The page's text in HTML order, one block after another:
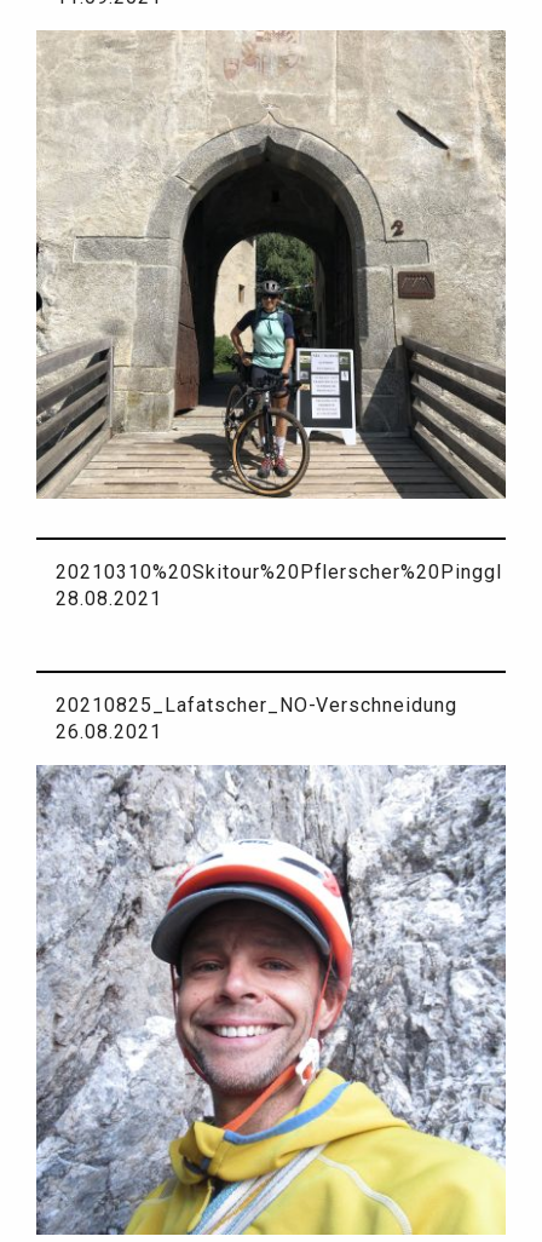
20210310%20Skitour%20Pflerscher%20Pinggl
28.08.2021
20210825_Lafatscher_NO-Verschneidung
26.08.2021